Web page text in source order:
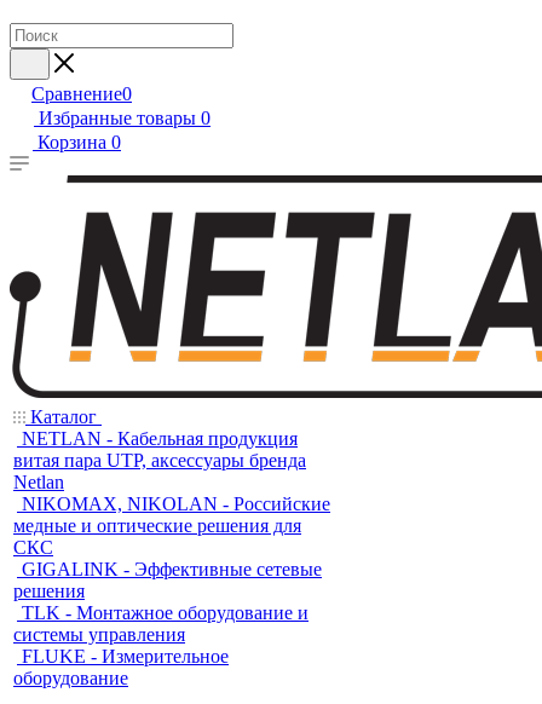
Сравнение0
Избранные товары 0
Корзина 0
Каталог
NETLAN - Кабельная продукция
витая пара UTP, аксессуары бренда
Netlan
NIKOMAX, NIKOLAN - Российские
медные и оптические решения для
СКС
GIGALINK - Эффективные сетевые
решения
TLK - Монтажное оборудование и
системы управления
FLUKE - Измерительное
оборудование